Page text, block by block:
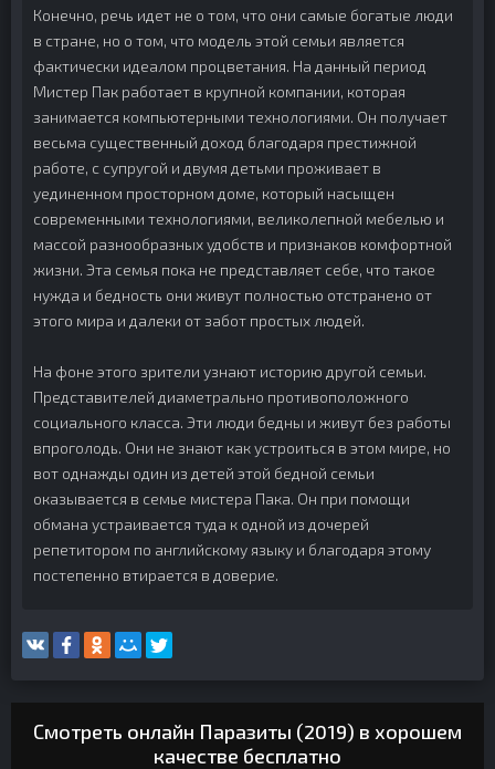
Конечно, речь идет не о том, что они самые богатые люди
в стране, но о том, что модель этой семьи является
фактически идеалом процветания. На данный период
Мистер Пак работает в крупной компании, которая
занимается компьютерными технологиями. Он получает
весьма существенный доход благодаря престижной
работе, с супругой и двумя детьми проживает в
уединенном просторном доме, который насыщен
современными технологиями, великолепной мебелью и
массой разнообразных удобств и признаков комфортной
жизни. Эта семья пока не представляет себе, что такое
нужда и бедность они живут полностью отстранено от
этого мира и далеки от забот простых людей.
На фоне этого зрители узнают историю другой семьи.
Представителей диаметрально противоположного
социального класса. Эти люди бедны и живут без работы
впроголодь. Они не знают как устроиться в этом мире, но
вот однажды один из детей этой бедной семьи
оказывается в семье мистера Пака. Он при помощи
обмана устраивается туда к одной из дочерей
репетитором по английскому языку и благодаря этому
постепенно втирается в доверие.
Смотреть онлайн Паразиты (2019) в хорошем
качестве бесплатно